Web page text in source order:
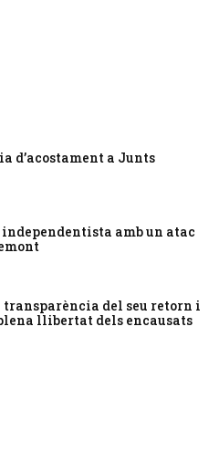
d’acostament a Junts
amb un atac
del seu retorn i
llibertat dels encausats